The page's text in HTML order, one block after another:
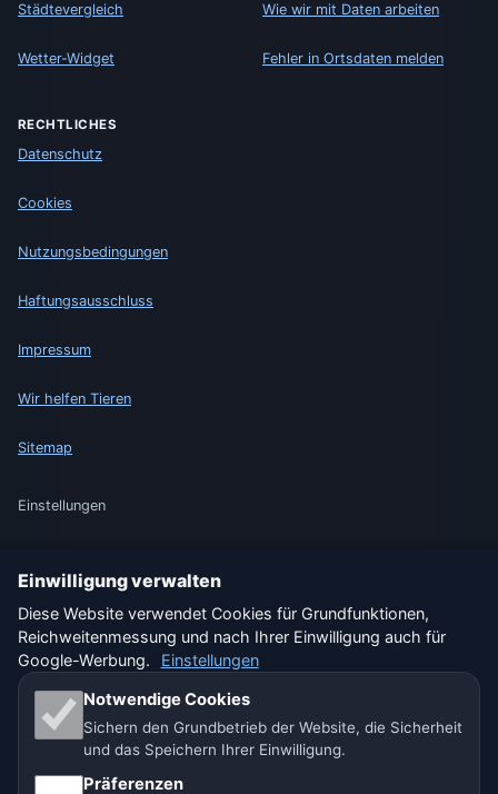
Städtevergleich
Wetter-Widget
Wie wir mit Daten arbeiten
Fehler in Ortsdaten melden
RECHTLICHES
Datenschutz
Cookies
Nutzungsbedingungen
Haftungsausschluss
Impressum
Wir helfen Tieren
Sitemap
Einstellungen
🇨🇭 Wetter Schweiz
Unsere Wetterseiten:
🇨🇿 Tschechien 🇭🇷 Kroatien 🇧🇬 Bulgarien
🇩🇪🇦🇹🇨🇭 Deutschland / Österreich / Schweiz
Einwilligung verwalten
Diese Website verwendet Cookies für Grundfunktionen,
Reichweitenmessung und nach Ihrer Einwilligung auch für
Google-Werbung.
Einstellungen
Notwendige Cookies
Sichern den Grundbetrieb der Website, die Sicherheit
und das Speichern Ihrer Einwilligung.
Präferenzen